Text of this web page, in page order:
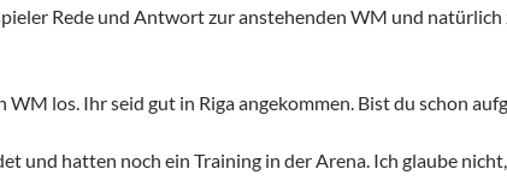
Rede und Antwort zur anstehenden WM und
los. Ihr seid gut in Riga angekommen. Bist du schon
und hatten noch ein Training in der Arena. Ich glaube